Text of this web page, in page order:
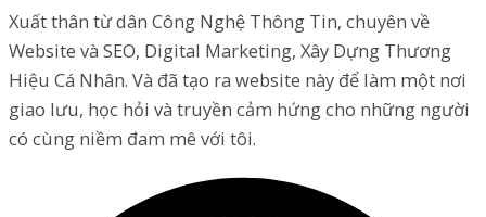
Xuất thân từ dân Công Nghệ Thông Tin, chuyên về
Website và SEO, Digital Marketing, Xây Dựng Thương
Hiệu Cá Nhân. Và đã tạo ra website này để làm một nơi
giao lưu, học hỏi và truyền cảm hứng cho những người
có cùng niềm đam mê với tôi.